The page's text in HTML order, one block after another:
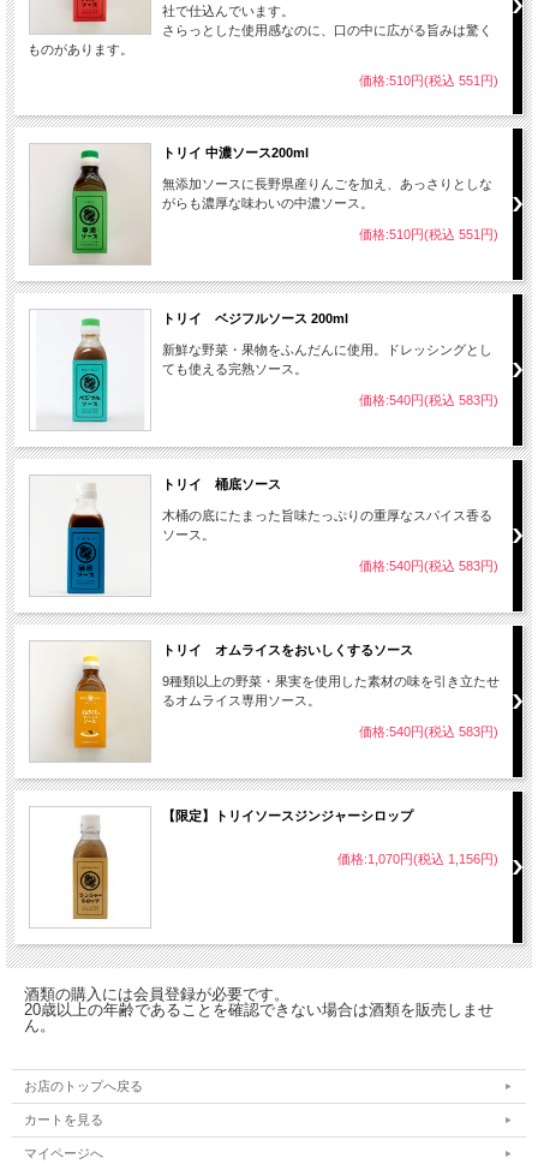
社で仕込んでいます。
さらっとした使用感なのに、口の中に広がる旨みは驚く
ものがあります。
価格:510円(税込 551円)
トリイ 中濃ソース200ml
無添加ソースに長野県産りんごを加え、あっさりとしな
がらも濃厚な味わいの中濃ソース。
価格:510円(税込 551円)
トリイ ベジフルソース 200ml
新鮮な野菜・果物をふんだんに使用。ドレッシングとし
ても使える完熟ソース。
価格:540円(税込 583円)
トリイ 桶底ソース
木桶の底にたまった旨味たっぷりの重厚なスパイス香る
ソース。
価格:540円(税込 583円)
トリイ オムライスをおいしくするソース
9種類以上の野菜・果実を使用した素材の味を引き立たせ
るオムライス専用ソース。
価格:540円(税込 583円)
【限定】トリイソースジンジャーシロップ
価格:1,070円(税込 1,156円)
酒類の購入には会員登録が必要です。
20歳以上の年齢であることを確認できない場合は酒類を販売しませ
ん。
お店のトップへ戻る
カートを見る
マイページへ